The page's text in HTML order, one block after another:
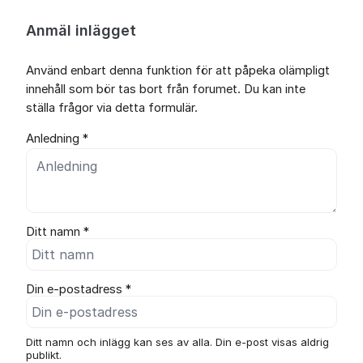
Anmäl inlägget
Använd enbart denna funktion för att påpeka olämpligt
innehåll som bör tas bort från forumet. Du kan inte
ställa frågor via detta formulär.
Anledning *
Ditt namn *
Din e-postadress *
Ditt namn och inlägg kan ses av alla. Din e-post visas aldrig
publikt.